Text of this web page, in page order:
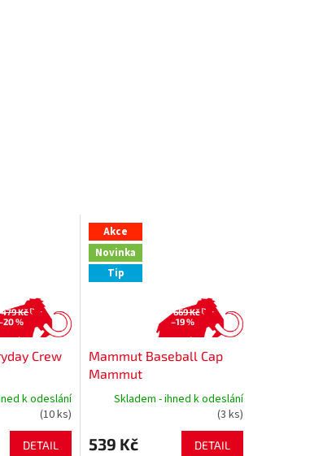
479 Kč
%
Crew
k odeslání
(10 ks)
DETAIL
Akce
Novinka
Tip
669 Kč
–19 %
Mammut Baseball Cap
Mammut
Skladem - ihned k odeslání
(3 ks)
539 Kč DETAIL